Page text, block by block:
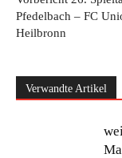
Pfedelbach – FC
Heilbronn
Verwandte Artikel